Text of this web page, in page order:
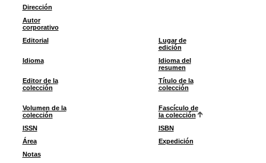
Dirección
Autor
corporativo
Editorial
Lugar de
edición
Idioma
Idioma del
resumen
Editor de la
colección
Título de la
colección
Volumen de la
colección
Fascículo de
la colección
ISSN
ISBN
Área
Expedición
Notas